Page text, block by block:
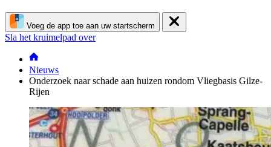
Voeg de app toe aan uw startscherm
Sla het kruimelpad over
Nieuws
Onderzoek naar schade aan huizen rondom Vliegbasis Gilze-
Rijen